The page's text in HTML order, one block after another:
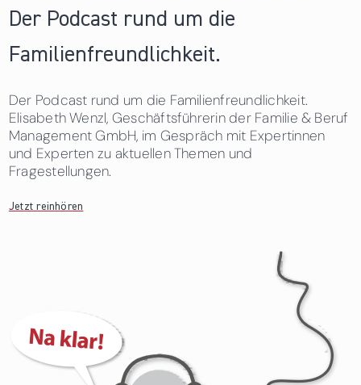
Der Podcast rund um die
Familienfreundlichkeit.
Der Podcast rund um die Familienfreundlichkeit.
Elisabeth Wenzl, Geschäftsführerin der Familie & Beruf
Management GmbH, im Gespräch mit Expertinnen
und Experten zu aktuellen Themen und
Fragestellungen.
Jetzt reinhören